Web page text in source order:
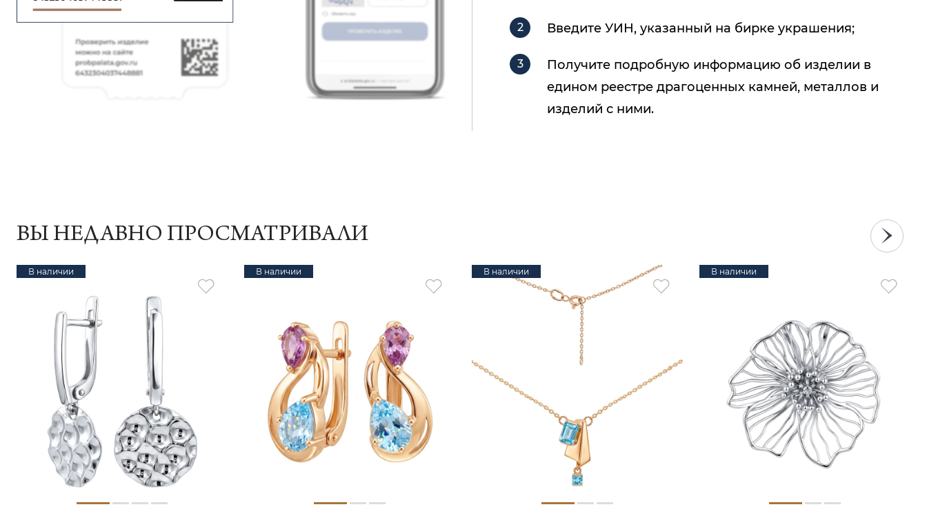
Введите УИН, указанный на бирке украшения;
Получите подробную информацию об изделии в
едином реестре драгоценных камней, металлов и
изделий с ними.
ВЫ НЕДАВНО ПРОСМАТРИВАЛИ
В наличии В наличии В наличии В наличии